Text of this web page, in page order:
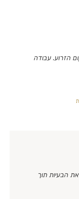
הזרוע. עבודה
הבעיות תוך